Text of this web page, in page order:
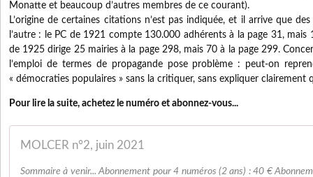
Monatte et beaucoup d’autres membres de ce courant).
L’origine de certaines citations n’est pas indiquée, et il arrive que
l’autre : le PC de 1921 compte 130.000 adhérents à la page 31, mais
de 1925 dirige 25 mairies à la page 298, mais 70 à la page 299.
l’emploi de termes de propagande pose problème : peut-on
« démocraties populaires » sans la critiquer, sans expliquer clairement
Pour lire la suite, achetez le numéro et abonnez-vous...
MOLCER n°2, juin 2021
Sommaire à venir... Abonnement pour 4 numéros (2 ans) : 40 €